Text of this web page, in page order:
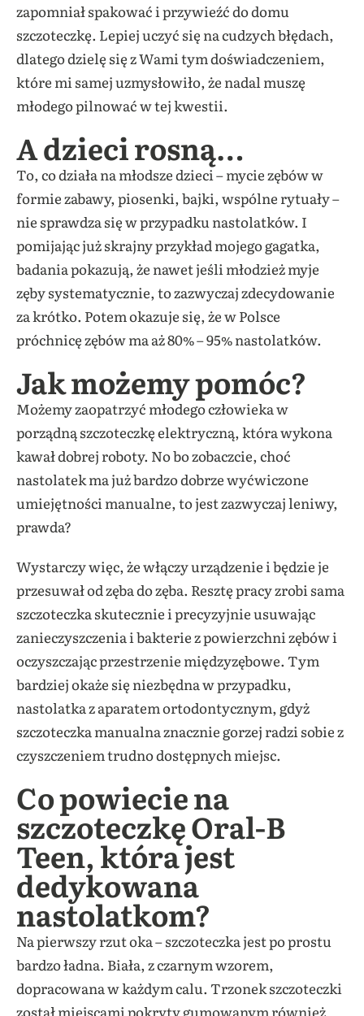
zapomniał spakować i przywieźć do domu
szczoteczkę. Lepiej uczyć się na cudzych błędach,
dlatego dzielę się z Wami tym doświadczeniem,
które mi samej uzmysłowiło, że nadal muszę
młodego pilnować w tej kwestii.
A dzieci rosną…
To, co działa na młodsze dzieci – mycie zębów w
formie zabawy, piosenki, bajki, wspólne rytuały –
nie sprawdza się w przypadku nastolatków. I
pomijając już skrajny przykład mojego gagatka,
badania pokazują, że nawet jeśli młodzież myje
zęby systematycznie, to zazwyczaj zdecydowanie
za krótko. Potem okazuje się, że w Polsce
próchnicę zębów ma aż 80% – 95% nastolatków.
Jak możemy pomóc?
Możemy zaopatrzyć młodego człowieka w
porządną szczoteczkę elektryczną, która wykona
kawał dobrej roboty. No bo zobaczcie, choć
nastolatek ma już bardzo dobrze wyćwiczone
umiejętności manualne, to jest zazwyczaj leniwy,
prawda?
Wystarczy więc, że włączy urządzenie i będzie je
przesuwał od zęba do zęba. Resztę pracy zrobi sama
szczoteczka skutecznie i precyzyjnie usuwając
zanieczyszczenia i bakterie z powierzchni zębów i
oczyszczając przestrzenie międzyzębowe. Tym
bardziej okaże się niezbędna w przypadku,
nastolatka z aparatem ortodontycznym, gdyż
szczoteczka manualna znacznie gorzej radzi sobie z
czyszczeniem trudno dostępnych miejsc.
Co powiecie na
szczoteczkę Oral-B
Teen, która jest
dedykowana
nastolatkom?
Na pierwszy rzut oka – szczoteczka jest po prostu
bardzo ładna. Biała, z czarnym wzorem,
dopracowana w każdym calu. Trzonek szczoteczki
został miejscami pokryty gumowanym również